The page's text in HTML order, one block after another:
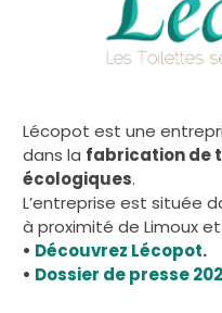
Lécopot est une
dans la fabrication de
écologiques.
L’entreprise est située
à proximité de Limoux
• Découvrez Lécopot.
• Dossier de presse